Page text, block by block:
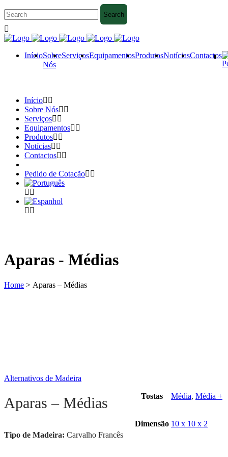
InícioSobre
Nós
ServiçosEquipamentosProdutosNotíciasContactos
Início
Sobre Nós
Serviços
Equipamentos
Produtos
Notícias
Contactos
Pedido de Cotação
Aparas - Médias
Home > Aparas – Médias
Alternativos de Madeira
Aparas – Médias
Tipo de Madeira: Carvalho Francês
Tostas Média, Média +
Dimensão 10 x 10 x 2